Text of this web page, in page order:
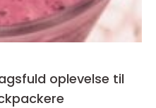
oplevelse til